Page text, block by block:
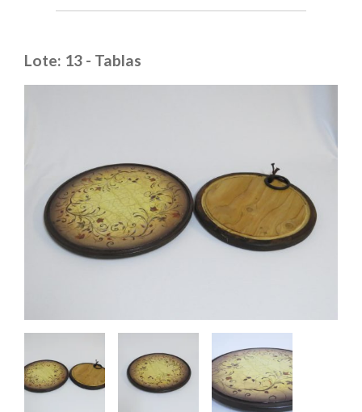
Lote: 13 - Tablas